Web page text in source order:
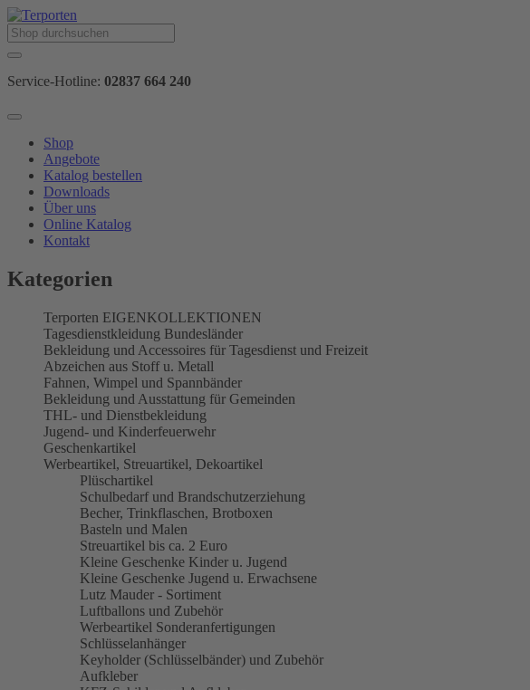
Service-Hotline: 02837 664 240
Shop
Angebote
Katalog bestellen
Downloads
Über uns
Online Katalog
Kontakt
Kategorien
Terporten EIGENKOLLEKTIONEN
Tagesdienstkleidung Bundesländer
Bekleidung und Accessoires für Tagesdienst und Freizeit
Abzeichen aus Stoff u. Metall
Fahnen, Wimpel und Spannbänder
Bekleidung und Ausstattung für Gemeinden
THL- und Dienstbekleidung
Jugend- und Kinderfeuerwehr
Geschenkartikel
Werbeartikel, Streuartikel, Dekoartikel
Plüschartikel
Schulbedarf und Brandschutzerziehung
Becher, Trinkflaschen, Brotboxen
Basteln und Malen
Streuartikel bis ca. 2 Euro
Kleine Geschenke Kinder u. Jugend
Kleine Geschenke Jugend u. Erwachsene
Lutz Mauder - Sortiment
Luftballons und Zubehör
Werbeartikel Sonderanfertigungen
Schlüsselanhänger
Keyholder (Schlüsselbänder) und Zubehör
Aufkleber